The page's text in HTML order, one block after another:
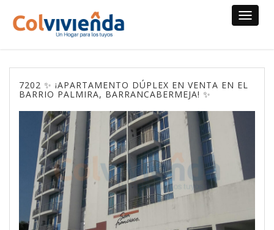
Toggle
7202 ✨ ¡APARTAMENTO DÚPLEX EN VENTA EN EL
BARRIO PALMIRA, BARRANCABERMEJA! ✨